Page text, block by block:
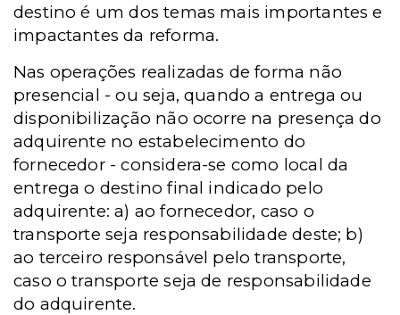
destino é um dos temas mais importantes e
impactantes da reforma.
Nas operações realizadas de forma não
presencial - ou seja, quando a entrega ou
disponibilização não ocorre na presença do
adquirente no estabelecimento do
fornecedor - considera-se como local da
entrega o destino final indicado pelo
adquirente: a) ao fornecedor, caso o
transporte seja responsabilidade deste; b)
ao terceiro responsável pelo transporte,
caso o transporte seja de responsabilidade
do adquirente.